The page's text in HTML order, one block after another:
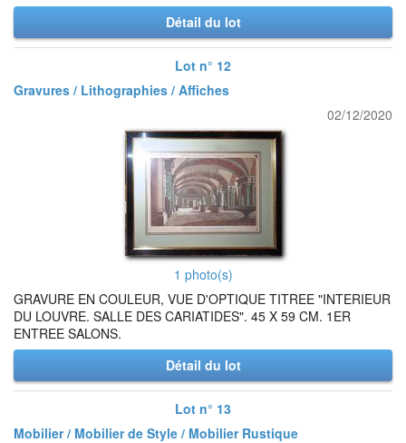
Détail du lot
Lot n° 12
Gravures / Lithographies / Affiches
02/12/2020
1 photo(s)
GRAVURE EN COULEUR, VUE D'OPTIQUE TITREE "INTERIEUR
DU LOUVRE. SALLE DES CARIATIDES". 45 X 59 CM. 1ER
ENTREE SALONS.
Détail du lot
Lot n° 13
Mobilier / Mobilier de Style / Mobilier Rustique